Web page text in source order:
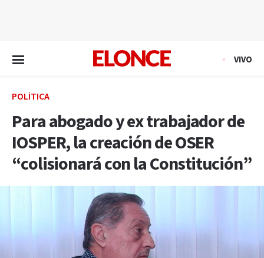
VIVO
POLÍTICA
Para abogado y ex trabajador de
IOSPER, la creación de OSER
“colisionará con la Constitución”